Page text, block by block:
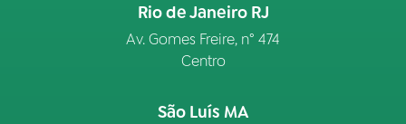
Rio de Janeiro RJ
Av. Gomes Freire, n° 474
Centro
São Luís MA